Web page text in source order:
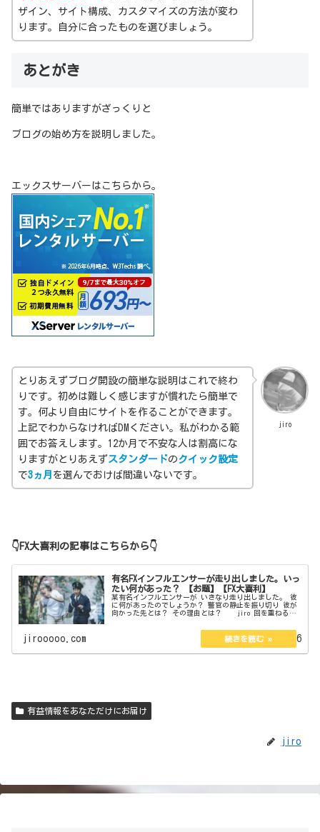
ザイン、サイト構成、カスタマイズの方法が変わ
ります。自分に合ったものを選びましょう。
あとがき
簡単ではありますがざっくりと
ブログの始め方を説明しました。
エックスサーバーはこちらから。
jiro
とりあえずブログ開設の簡単な説明はこれで終わ
りです。初めは難しく感じますが慣れたら簡単で
す。何より自由にサイトを作ることができます。
上記でわからなければDMください。私がわかる範
囲でお答えします。12か月で不安な人は割高にな
りますがとりあえずスタンダードの クイック設定
で3ヵ月 を選んでおけば間違いないです。
👇FX大喜利の記事はこちらから👇
有名FXインフルエンサーが走り出しました。いっ
たい何があった？ 【お題】【FX大喜利】
某有名インフルエンサーが いきなり走り出しました。 彼
に何があったのでしょうか？ 警官の静止を振り切り 彼が
向かった先とは？ その理由とは？ jiro 回を重ねるご
jirooooo.com 2022.08.26
有益情報をあなただけにお届け
jiro